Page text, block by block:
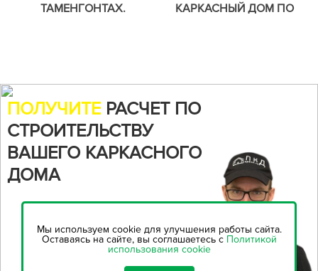
ТАМЕНГОНТАХ.
КАРКАСНЫЙ ДОМ ПО
ПОЛУЧИТЕ РАСЧЕТ ПО
СТРОИТЕЛЬСТВУ
ВАШЕГО КАРКАСНОГО
ДОМА
Воспользуйтесь нашим
онлайн-калькулятором,
рассчитать стоимость
Мы используем cookie для улучшения работы сайта.
Оставаясь на сайте, вы соглашаетесь с Политикой
использования cookie